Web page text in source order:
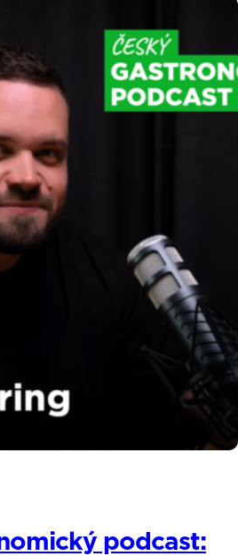
stojí na čtyřech základních
podcast: